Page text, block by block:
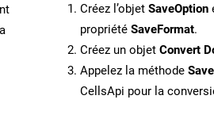
Créez l’objet SaveOption
propriété SaveFormat.
Créez un objet Convert
Appelez la méthode
CellsApi pour la